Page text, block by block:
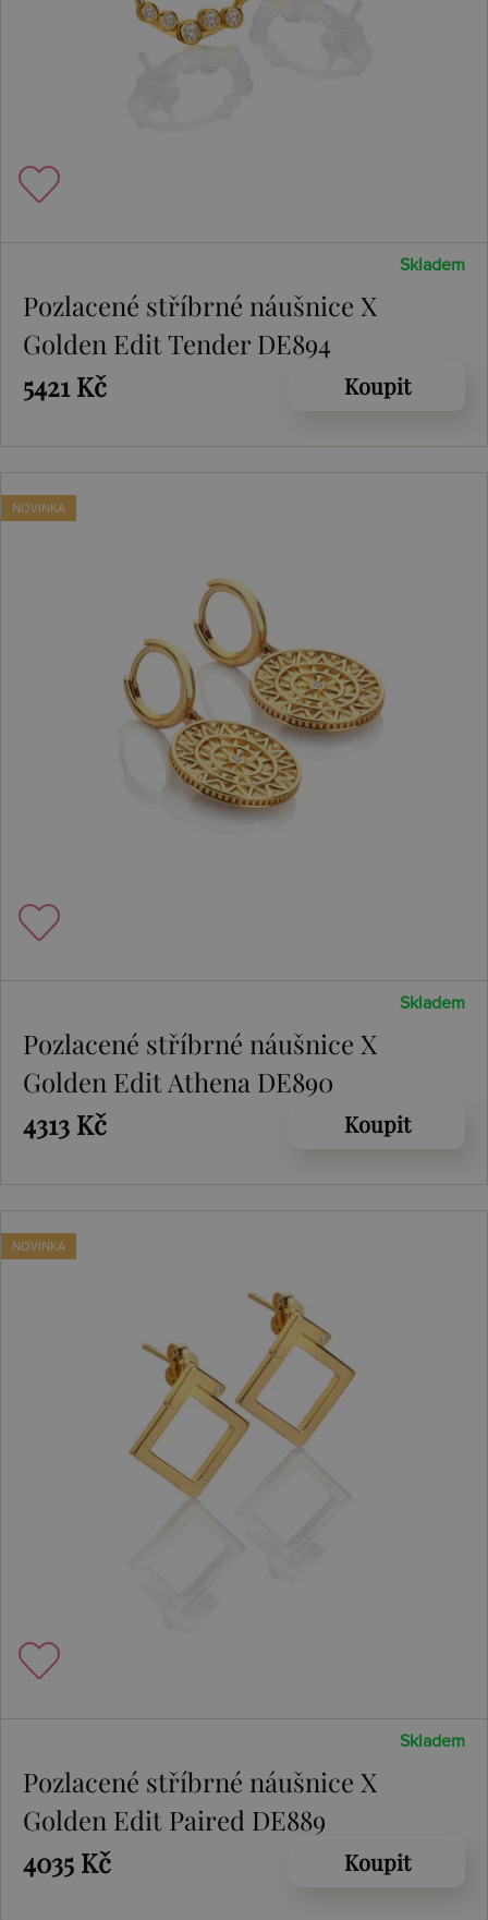
Skladem
Pozlacené stříbrné náušnice X
Golden Edit Tender DE894
5421 Kč
Koupit
NOVINKA
Skladem
Pozlacené stříbrné náušnice X
Golden Edit Athena DE890
4313 Kč
Koupit
NOVINKA
Skladem
Pozlacené stříbrné náušnice X
Golden Edit Paired DE889
4035 Kč
Koupit